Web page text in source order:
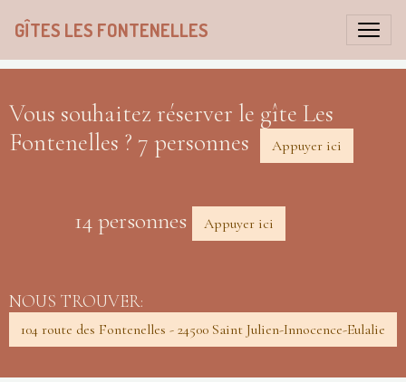
GÎTES LES FONTENELLES
Vous souhaitez réserver le gîte Les
Fontenelles ? 7 personnes
Appuyer ici
14 personnes Appuyer ici
NOUS TROUVER:
104 route des Fontenelles - 24500 Saint Julien-Innocence-Eulalie